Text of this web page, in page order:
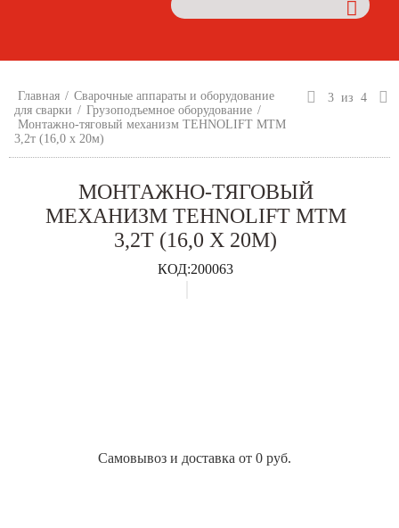
Главная / Сварочные аппараты и оборудование
для сварки / Грузоподъемное оборудование /
Монтажно-тяговый механизм TEHNOLIFT МТМ
3,2т (16,0 х 20м)
3 из 4
МОНТАЖНО-ТЯГОВЫЙ
МЕХАНИЗМ TEHNOLIFT МТМ
3,2Т (16,0 Х 20М)
КОД:200063
Самовывоз и доставка от 0 руб.